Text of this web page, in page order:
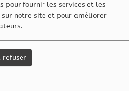
pour fournir les services et les
notre site et pour améliorer
refuser
Cyril Molard est
Dès la première
une étoile
En 2018